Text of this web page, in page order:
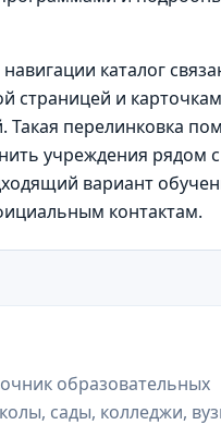
типа Волово
типа Теплое
типа Одоев
каталог
страницей и
Такая перелинковка
учреждения рядом
вариант
контактам.
образовательных
сады, колледжи,